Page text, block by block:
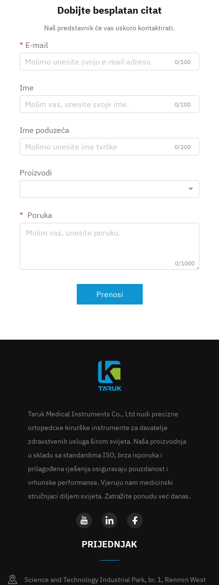
Dobijte besplatan citat
Naš predstavnik će vas uskoro kontaktirati.
E-mail
0/100
Ime
0/100
Ime poduzeća
0/200
Proizvodi
Poruka
0/1000
Prenosi
Taruk Medical Instruments Co., Ltd nudi precizne
ortopedске kirurške instrumente za davatelje
zdravstvenih usluga širom svijeta. Naša proizvodnja
u skladu sa standardima ISO, brza isporuka i
prilagođena rješenja osiguravaju pouzdanost i
vrhunske performanse. Vjeruju nam medicinski
stručnjaci diljem svijeta. Zatražite ponudu već danas.
PRIJEDNJAK
Science and Technology Industrial Park, br. 1, Renmin West